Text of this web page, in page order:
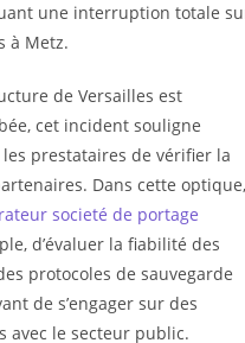
une interruption totale
à Metz.
de Versailles est
cet incident souligne
prestataires de vérifier la
Dans cette optique,
societé de portage
d’évaluer la fiabilité des
protocoles de sauvegarde
de s’engager sur des
avec le secteur public.